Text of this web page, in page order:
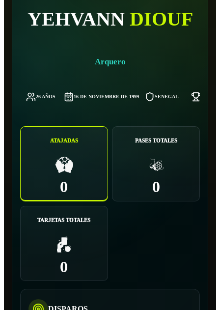
YEHVANN DIOUF
Arquero
26 AÑOS 16 DE NOVIEMBRE DE 1999 SENEGAL
ATAJADAS
0
PASES TOTALES
0
TARJETAS TOTALES
0